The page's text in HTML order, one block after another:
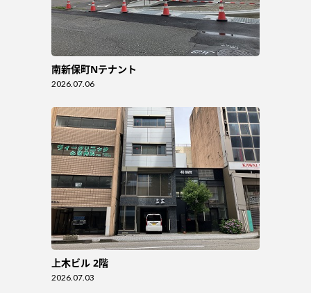
南新保町Nテナント
2026.07.06
上木ビル 2階
2026.07.03